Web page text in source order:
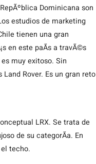
Dominicana son
estudios de marketing
tienen una gran
en este paÃ­s a travÃ©s
muy exitoso. Sin
Rover. Es un gran reto
LRX. Se trata de
de su categorÃ­a. En
techo.